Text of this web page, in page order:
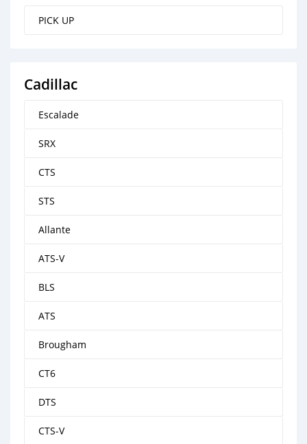
PICK UP
Cadillac
Escalade
SRX
CTS
STS
Allante
ATS-V
BLS
ATS
Brougham
CT6
DTS
CTS-V